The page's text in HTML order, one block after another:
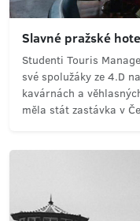
Slavné pražské
Studenti Touris
své spolužáky ze 4.D
kavárnách a
měla stát zastávka v